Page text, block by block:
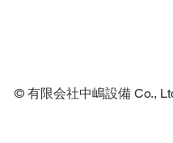
© 有限会社中嶋設備 Co.,